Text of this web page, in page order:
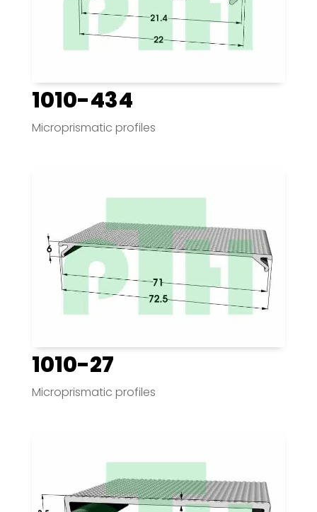
1010-434
Microprismatic profiles
1010-27
Microprismatic profiles